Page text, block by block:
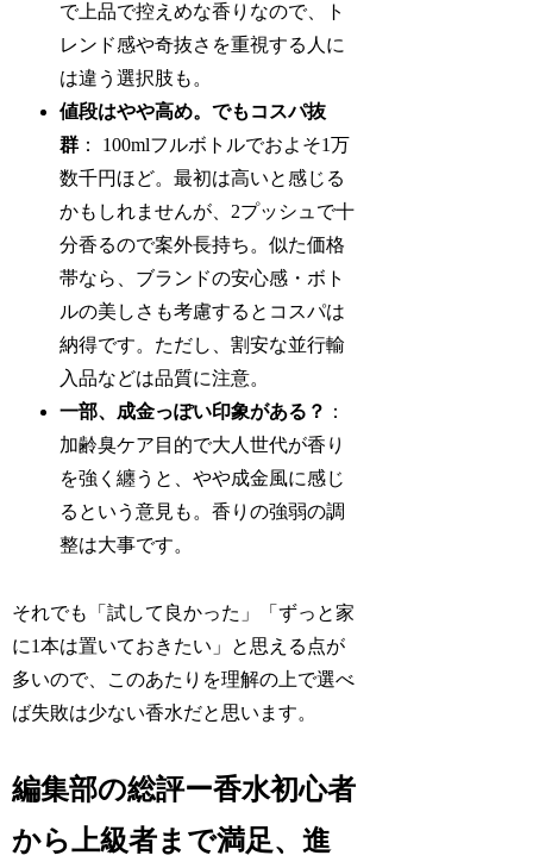
で上品で控えめな香りなので、ト
レンド感や奇抜さを重視する人に
は違う選択肢も。
値段はやや高め。でもコスパ抜
群 ： 100mlフルボトルでおよそ1万
数千円ほど。最初は高いと感じる
かもしれませんが、2プッシュで十
分香るので案外長持ち。似た価格
帯なら、ブランドの安心感・ボト
ルの美しさも考慮するとコスパは
納得です。ただし、割安な並行輸
入品などは品質に注意。
一部、成金っぽい印象がある？ ：
加齢臭ケア目的で大人世代が香り
を強く纏うと、やや成金風に感じ
るという意見も。香りの強弱の調
整は大事です。
それでも「試して良かった」「ずっと家
に1本は置いておきたい」と思える点が
多いので、このあたりを理解の上で選べ
ば失敗は少ない香水だと思います。
編集部の総評ー香水初心者
から上級者まで満足、進